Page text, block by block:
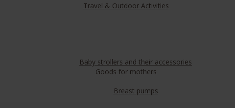
Travel & Outdoor Activities
Baby strollers and their accessories
Goods for mothers
Breast pumps